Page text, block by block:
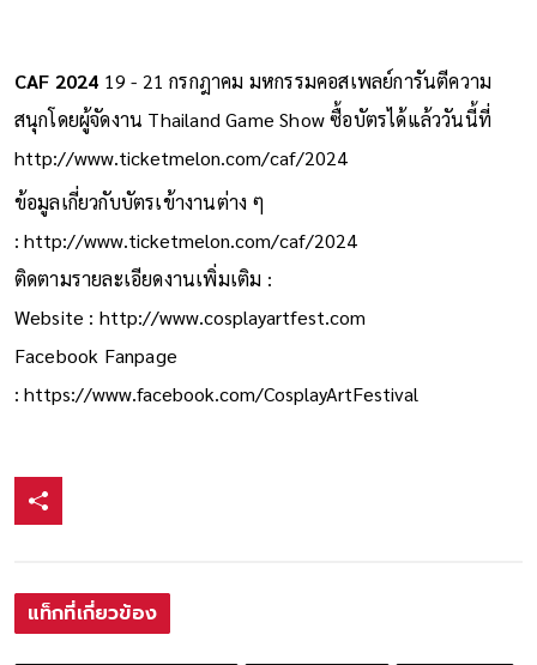
CAF 2024 19 - 21 กรกฎาคม มหกรรมคอสเพลย์การันตีความ
สนุกโดยผู้จัดงาน Thailand Game Show ซื้อบัตรได้แล้ววันนี้ที่
http://www.ticketmelon.com/caf/2024
ข้อมูลเกี่ยวกับบัตรเข้างานต่าง ๆ
:http://www.ticketmelon.com/caf/2024
ติดตามรายละเอียดงานเพิ่มเติม :
Website : http://www.cosplayartfest.com
Facebook Fanpage
:https://www.facebook.com/CosplayArtFestival
แท็กที่เกี่ยวข้อง